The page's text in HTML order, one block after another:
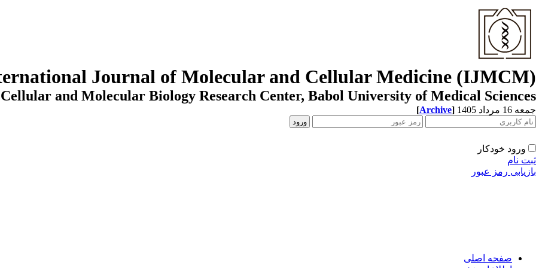
Journal of Molecular and Cellular Medicine (IJMCM)
Cellular and Molecular Biology Research Center, Babol University of Medical Sciences
جمعه 16 مرداد 1405 [Archive]
ورود خودکار
ثبت نام
بازیابی رمز عبور
صفحه اصلی